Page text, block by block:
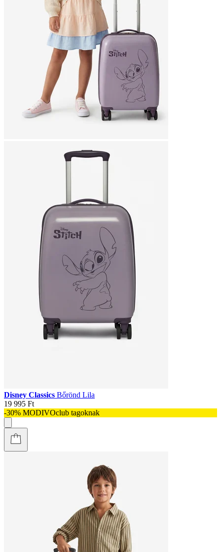
Disney Classics Bőrönd Lila
19 995 Ft
-30% MODIVOclub tagoknak